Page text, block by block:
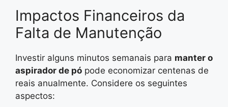
Impactos Financeiros da
Falta de Manutenção
Investir alguns minutos semanais para manter o
aspirador de pó pode economizar centenas de
reais anualmente. Considere os seguintes
aspectos: